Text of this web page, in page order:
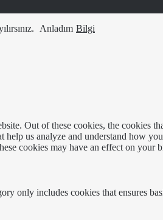
Anladım Bilgi
Out of these cookies, the cookies
us analyze and understand how
cookies may have an effect on your
only includes cookies that ensures